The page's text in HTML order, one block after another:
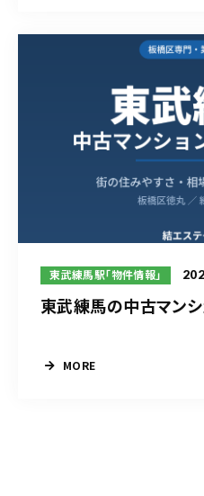
東武練馬駅「物件情報」
東武練馬の中古マン
MORE